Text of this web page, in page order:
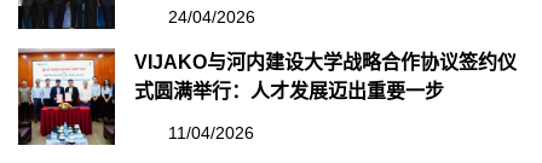
24/04/2026
VIJAKO与河内建设大学战略合作协议签约仪
式圆满举行：人才发展迈出重要一步
11/04/2026